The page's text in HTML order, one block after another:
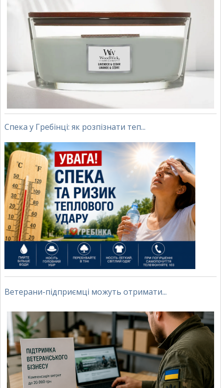
Спека у Гребінці: як розпізнати теп...
Ветерани-підприємці можуть отримати...